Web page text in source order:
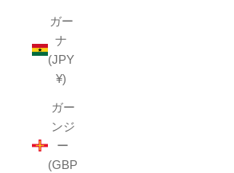
ガー
ナ
(JPY
¥)
ガー
ンジ
ー
(GBP